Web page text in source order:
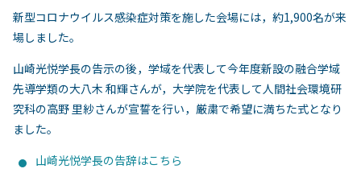
新型コロナウイルス感染症対策を施した会場には，約1,900名が来
場しました。
山崎光悦学長の告示の後，学域を代表して今年度新設の融合学域
先導学類の大八木 和輝さんが，大学院を代表して人間社会環境研
究科の高野 里紗さんが宣誓を行い，厳粛で希望に満ちた式となり
ました。
山崎光悦学長の告辞はこちら